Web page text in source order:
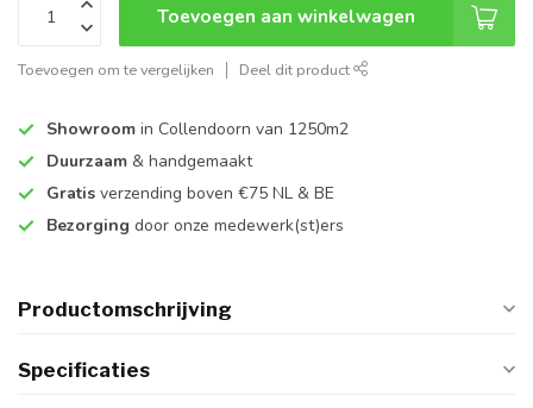
Toevoegen aan winkelwagen
Toevoegen om te vergelijken Deel dit product
Showroom in Collendoorn van 1250m2
Duurzaam & handgemaakt
Gratis verzending boven €75 NL & BE
Bezorging door onze medewerk(st)ers
Productomschrijving
Specificaties